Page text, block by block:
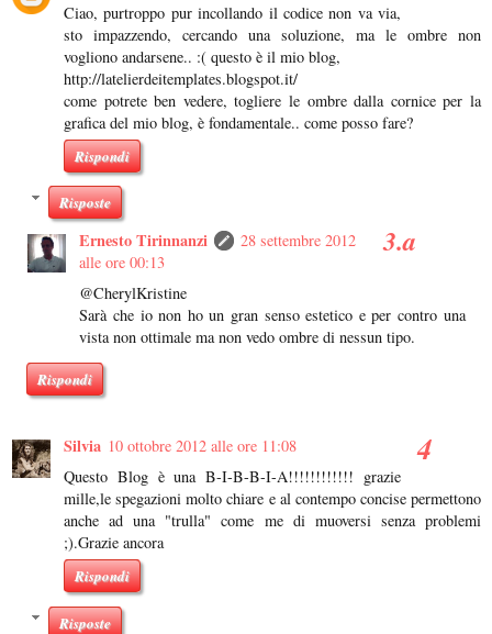
Ciao, purtroppo pur incollando il codice non va via,
sto impazzendo, cercando una soluzione, ma le ombre non
vogliono andarsene.. :( questo è il mio blog,
http://latelierdeitemplates.blogspot.it/
come potrete ben vedere, togliere le ombre dalla cornice per la
grafica del mio blog, è fondamentale.. come posso fare?
Rispondi
Risposte
Ernesto Tirinnanzi
28 settembre 2012
alle ore 00:13
@CherylKristine
Sarà che io non ho un gran senso estetico e per contro una
vista non ottimale ma non vedo ombre di nessun tipo.
Rispondi
Silvia 10 ottobre 2012 alle ore 11:08
Questo Blog è una B-I-B-B-I-A!!!!!!!!!!!! grazie
mille,le spegazioni molto chiare e al contempo concise permettono
anche ad una "trulla" come me di muoversi senza problemi
;).Grazie ancora
Rispondi
Risposte